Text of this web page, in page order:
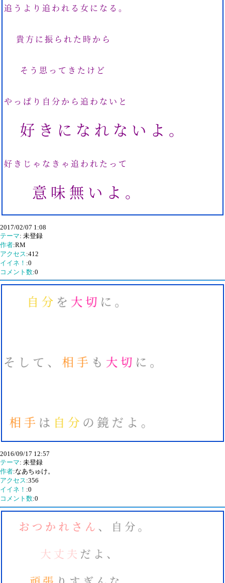
2017/02/07 1:08
テーマ: 未登録
作者:RM
アクセス :412
イイネ！ :0
コメント数:0
2016/09/17 12:57
テーマ: 未登録
作者:なあちゅけ。
アクセス:356
イイネ！ :0
コメント数:0